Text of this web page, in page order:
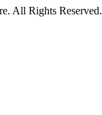
All Rights Reserved.